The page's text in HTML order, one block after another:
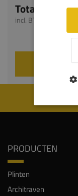
Totaal
incl. BTW
PRODUCTEN
Plinten
Architraven